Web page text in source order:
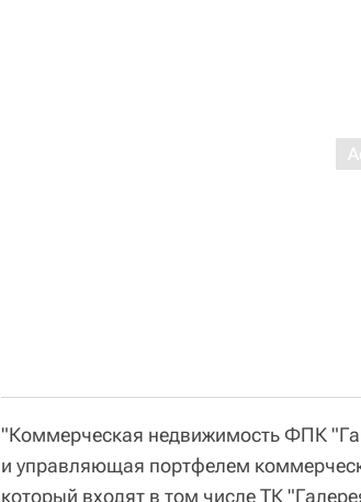
"Коммерческая недвижимость ФПК
и управляющая портфелем
который входят в том числе ТК